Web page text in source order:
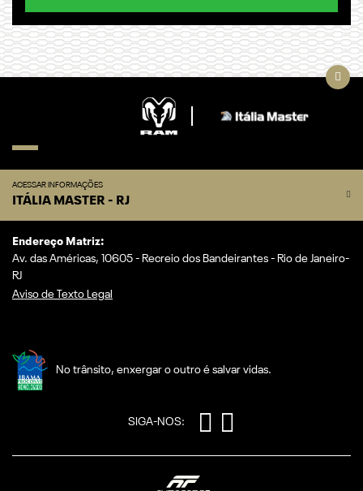
ACESSAR INFORMAÇÕES
ITÁLIA MASTER - RJ
Endereço Matriz:
Av. das Américas, 10605 - Recreio dos Bandeirantes - Rio de Janeiro-
RJ
Aviso de Texto Legal
No trânsito, enxergar o outro é salvar vidas.
SIGA-NOS: